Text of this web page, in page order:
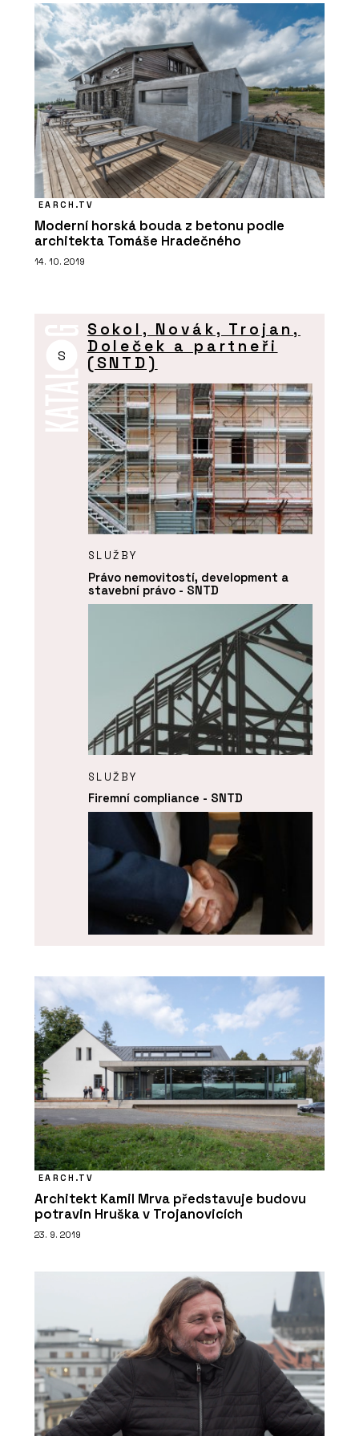
EARCH.TV
Moderní horská bouda z betonu podle
architekta Tomáše Hradečného
14. 10. 2019
S
Sokol, Novák, Trojan,
Doleček a partneři
(SNTD)
SLUŽBY
Právo nemovitostí, development a
stavební právo - SNTD
SLUŽBY
Firemní compliance - SNTD
Akvizice, fúze a restrukturalizace -
SNTD
O FIRMĚ
Sokol, Novák, Trojan, Doleček a
SLUŽBY
EARCH.TV
Architekt Kamil Mrva představuje budovu
potravin Hruška v Trojanovicích
23. 9. 2019